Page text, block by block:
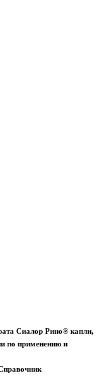
Сиалор Рино® капли,
по применению и